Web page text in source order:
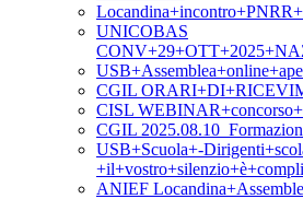
UNICOBAS
CGIL
CISL
CGIL
USB+Scuola+-
ANIEF